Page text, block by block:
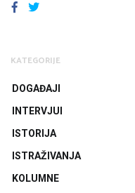
FACEBOOK
TWITTER
KATEGORIJE
DOGAĐAJI
INTERVJUI
ISTORIJA
ISTRAŽIVANJA
KOLUMNE